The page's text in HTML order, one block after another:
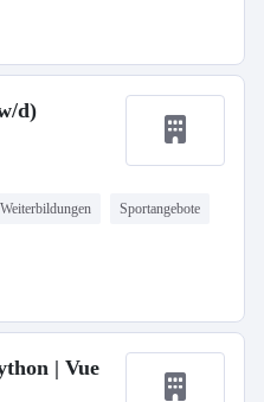
d)
Weiterbildungen Sportangebote
| Vue